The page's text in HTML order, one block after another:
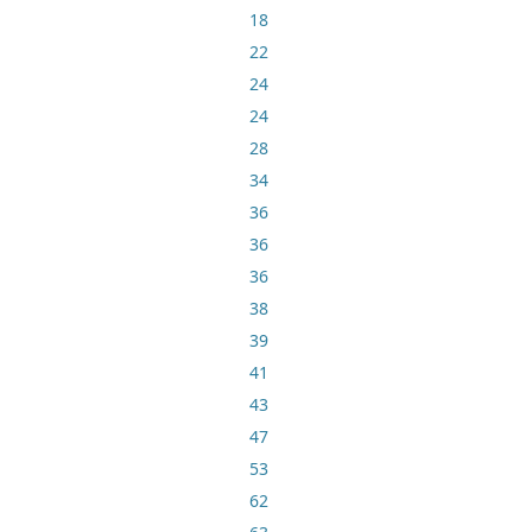
18
22
24
24
28
34
36
36
36
38
39
41
43
47
53
62